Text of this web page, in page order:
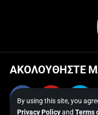
By using this site, you
Privacy Policyand Terms
ΑΚΟΛΟΥΘΗΣΤΕ